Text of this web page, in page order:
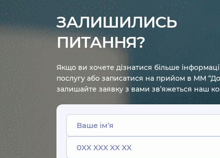
ЗАЛИШИЛИСЬ
ПИТАННЯ?
Якщо ви хочете дізнатися більше
послугу або записатися на прийом в ММ
залишайте заявку з вами зв’яжеться наш